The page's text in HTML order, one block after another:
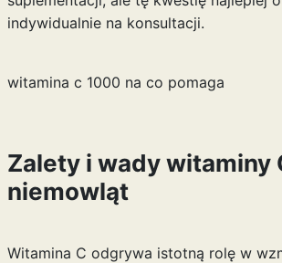
indywidualnie na konsultacji.
witamina c 1000 na co pomaga
Zalety i wady witaminy
niemowląt
Witamina C odgrywa istotną rolę w